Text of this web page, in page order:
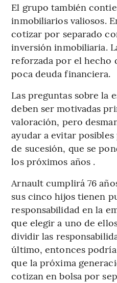
El grupo también
inmobiliarios valiosos.
cotizar por separado
inversión inmobiliaria.
reforzada por el hecho
poca deuda financiera.
Las preguntas sobre la
deben ser motivadas
valoración, pero
ayudar a evitar
de sucesión, que se
los próximos años .
Arnault cumplirá 76
sus cinco hijos tienen
responsabilidad en la
que elegir a uno de
dividir las
último, entonces
que la próxima
cotizan en bolsa por